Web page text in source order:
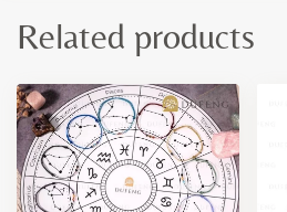
Related products